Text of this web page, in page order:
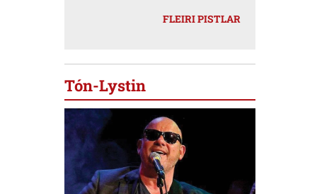
FLEIRI PISTLAR
Tón-Lystin